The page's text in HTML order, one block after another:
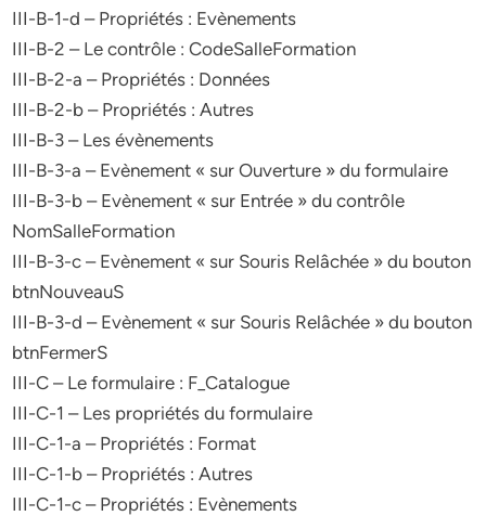
III-B-1-d – Propriétés : Evènements
III-B-2 – Le contrôle : CodeSalleFormation
III-B-2-a – Propriétés : Données
III-B-2-b – Propriétés : Autres
III-B-3 – Les évènements
III-B-3-a – Evènement « sur Ouverture » du formulaire
III-B-3-b – Evènement « sur Entrée » du contrôle
NomSalleFormation
III-B-3-c – Evènement « sur Souris Relâchée » du bouton
btnNouveauS
III-B-3-d – Evènement « sur Souris Relâchée » du bouton
btnFermerS
III-C – Le formulaire : F_Catalogue
III-C-1 – Les propriétés du formulaire
III-C-1-a – Propriétés : Format
III-C-1-b – Propriétés : Autres
III-C-1-c – Propriétés : Evènements